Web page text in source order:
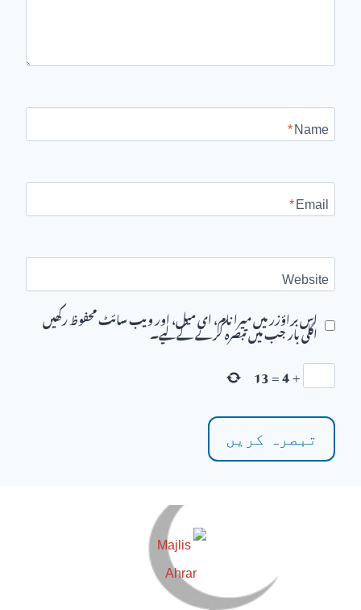
Name
*
Email
*
Website
اس براؤزر میں میرا نام، ای میل، اور ویب سائٹ محفوظ رکھیں
اگلی بار جب میں تبصرہ کرنے کےلیے۔
+
4
=
13